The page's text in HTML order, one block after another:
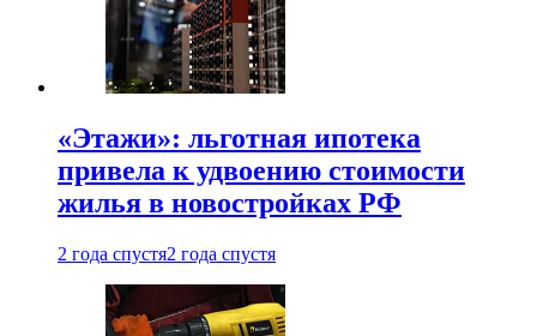
«Этажи»: льготная ипотека
привела к удвоению стоимости
жилья в новостройках РФ
2 года спустя2 года спустя